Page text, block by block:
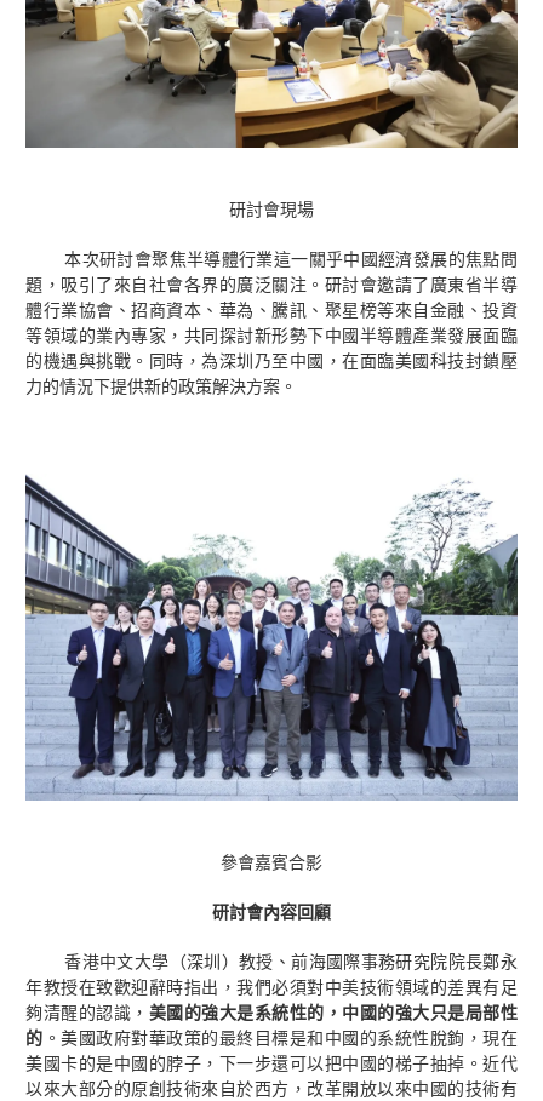
研討會現場
本次研討會聚焦半導體行業這一關乎中國經濟發展的焦點問
題，吸引了來自社會各界的廣泛關注。研討會邀請了廣東省半導
體行業協會、招商資本、華為、騰訊、聚星榜等來自金融、投資
等領域的業內專家，共同探討新形勢下中國半導體產業發展面臨
的機遇與挑戰。同時，為深圳乃至中國，在面臨美國科技封鎖壓
力的情況下提供新的政策解決方案。
參會嘉賓合影
研討會內容回顧
香港中文大學（深圳）教授、前海國際事務研究院院長鄭永
年教授在致歡迎辭時指出，我們必須對中美技術領域的差異有足
夠清醒的認識， 美國的強大是系統性的，中國的強大只是局部性
的 。美國政府對華政策的最終目標是和中國的系統性脫鉤，現在
美國卡的是中國的脖子，下一步還可以把中國的梯子抽掉。近代
以來大部分的原創技術來自於西方，改革開放以來中國的技術有